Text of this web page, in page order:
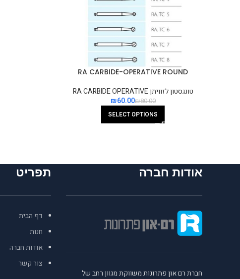
RA CARBIDE-OPERATIVE ROUND
טונגסטון לזוויתן RA CARBIDE OPERATIVE
₪80.00
₪60.00
SELECT OPTIONS
אודות חברה
חברת רם און פתרונות משווקת מגוון רחב של
תפריט
דף הבית
חנות
אודות חברה
צור קשר